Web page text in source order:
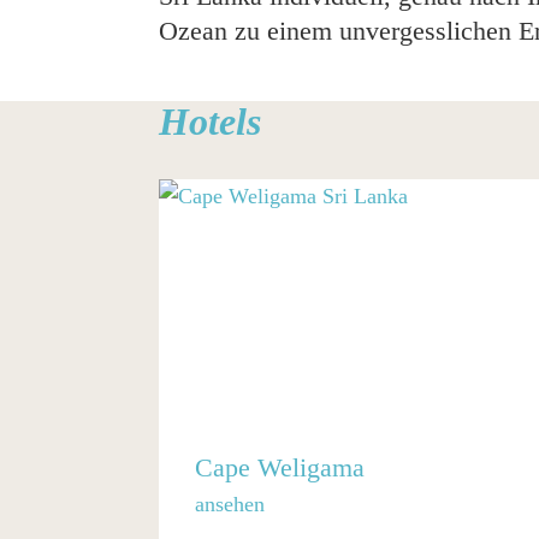
Ozean zu einem unvergesslichen
Hotels
Cape Weligama
ansehen